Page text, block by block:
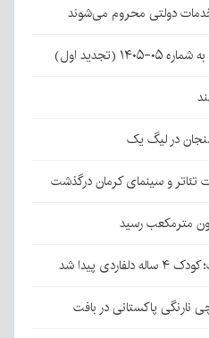
دولتی محروم می‌شوند
(تجدید اول)
در لیگ یک
تئاتر و سینمای کرمان درگذشت
پیدا شد